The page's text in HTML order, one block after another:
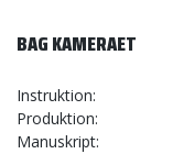
BAG KAMERAET
Instruktion
Produktion
Manuskript